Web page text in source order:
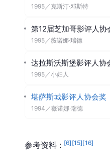
1995 ／ 克斯汀·邓斯特
第12届芝加哥影评人协
1995 ／薇诺娜·瑞德
达拉斯沃斯堡影评人协
1995 ／小妇人
堪萨斯城影评人协会奖
1994 ／薇诺娜·瑞德
参考资料 : [6] [15][16]